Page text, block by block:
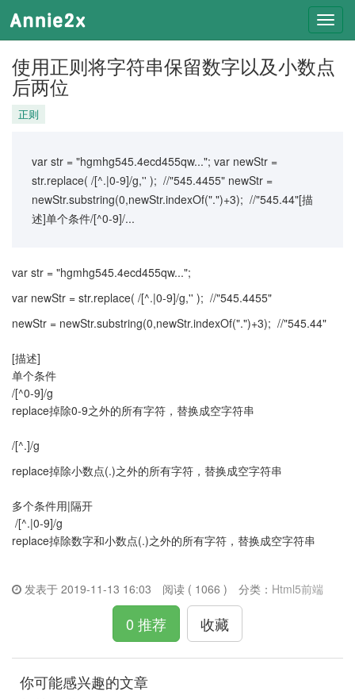
使用正则将字符串保留数字以及小数点
后两位
正则
var str = "hgmhg545.4ecd455qw..."; var newStr =
str.replace( /[^.|0-9]/g,'' ); //"545.4455" newStr =
newStr.substring(0,newStr.indexOf(".")+3); //"545.44"[描
述]单个条件/[^0-9]/...
var str = "hgmhg545.4ecd455qw...";
var newStr = str.replace( /[^.|0-9]/g,'' ); //"545.4455"
newStr = newStr.substring(0,newStr.indexOf(".")+3); //"545.44"
[描述]
单个条件
/[^0-9]/g
replace掉除0-9之外的所有字符，替换成空字符串
/[^.]/g
replace掉除小数点(.)之外的所有字符，替换成空字符串
多个条件用|隔开
/[^.|0-9]/g
replace掉除数字和小数点(.)之外的所有字符，替换成空字符串
发表于 2019-11-13 16:03 阅读 ( 1066 ) 分类： Html5前端
0 推荐 收藏
你可能感兴趣的文章